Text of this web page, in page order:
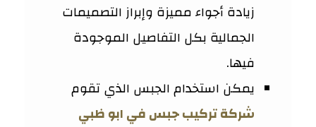
زيادة أجواء مميزة وإبراز التصميمات
الجمالية بكل التفاصيل الموجودة
فيها.
يمكن استخدام الجبس الذي تقوم
شركة تركيب جبس في ابو ظبي